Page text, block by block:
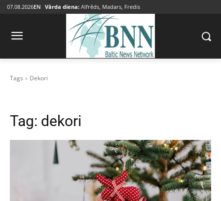
07.08.2026EN Vārda diena: Alfrēds, Madars, Fredis
Tags Dekori
Tag: dekori